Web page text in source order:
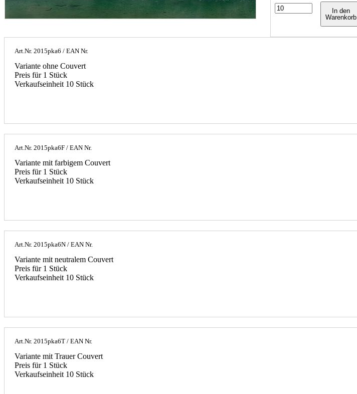
In den
Warenkorb
Art.Nr. 2015pka6 / EAN Nr.
Variante ohne Couvert
Preis für 1 Stück
Verkaufseinheit 10 Stück
Art.Nr. 2015pka6F / EAN Nr.
Variante mit farbigem Couvert
Preis für 1 Stück
Verkaufseinheit 10 Stück
Art.Nr. 2015pka6N / EAN Nr.
Variante mit neutralem Couvert
Preis für 1 Stück
Verkaufseinheit 10 Stück
Art.Nr. 2015pka6T / EAN Nr.
Variante mit Trauer Couvert
Preis für 1 Stück
Verkaufseinheit 10 Stück